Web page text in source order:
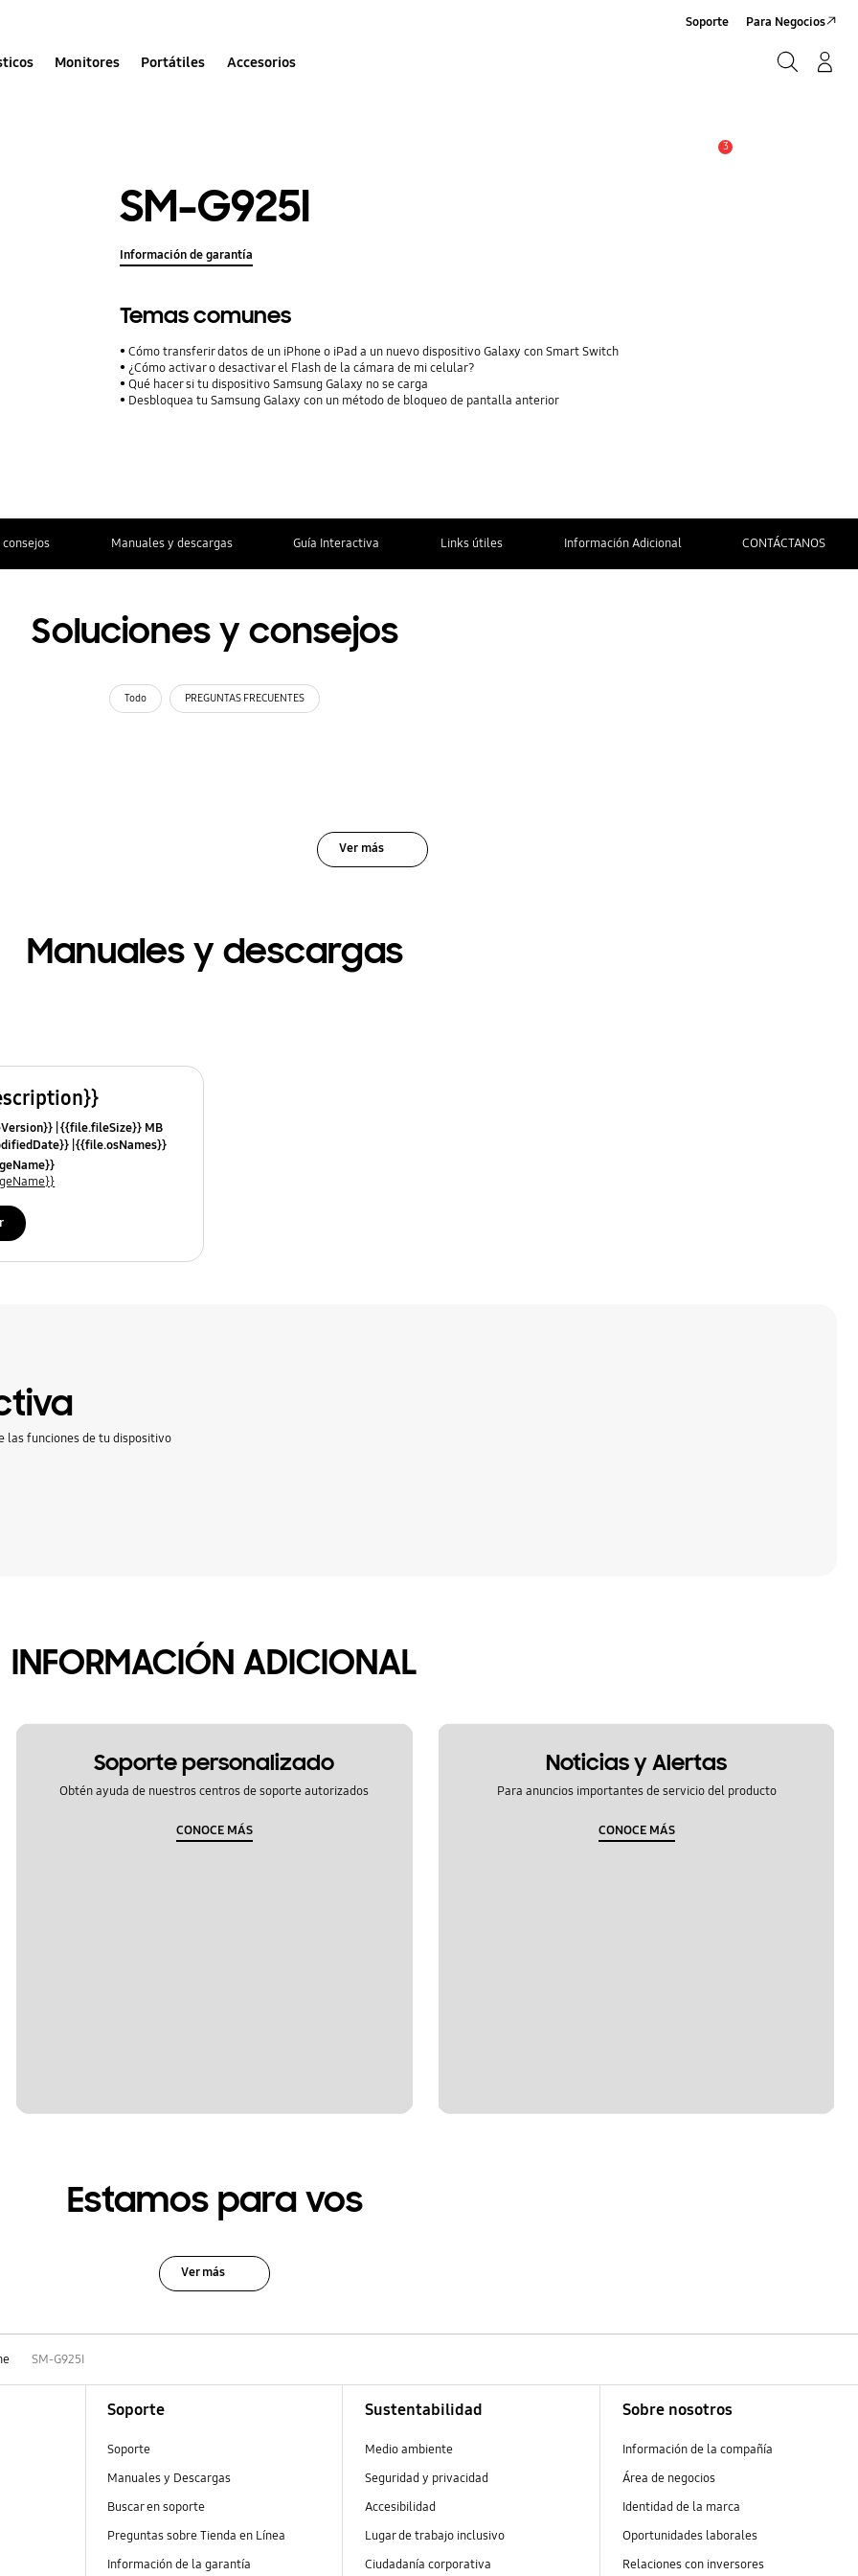
Monitores Portátiles Accesorios
Soporte Para Negocios
3
SM-G925I
Información de garantía
Temas comunes
Cómo transferir datos de un iPhone o iPad a un nuevo dispositivo Galaxy con Smart Switch
¿Cómo activar o desactivar el Flash de la cámara de mi celular?
Qué hacer si tu dispositivo Samsung Galaxy no se carga
Desbloquea tu Samsung Galaxy con un método de bloqueo de pantalla anterior
Manuales y descargas Guía Interactiva Links útiles Información Adicional CONTÁCTANOS
Soluciones y consejos
Todo PREGUNTAS FRECUENTES
Ver más
Manuales y descargas
{{file.fileSize}} MB
{{file.osNames}}
las funciones de tu dispositivo
INFORMACIÓN ADICIONAL
Soporte personalizado
Obtén ayuda de nuestros centros de soporte autorizados
CONOCE MÁS
Noticias y Alertas
Para anuncios importantes de servicio del producto
CONOCE MÁS
Estamos para vos
Ver más
SM-G925I
Soporte
Soporte
Manuales y Descargas
Buscar en soporte
Preguntas sobre Tienda en Línea
Información de la garantía
Sustentabilidad
Medio ambiente
Seguridad y privacidad
Accesibilidad
Lugar de trabajo inclusivo
Ciudadanía corporativa
Sobre nosotros
Información de la compañía
Área de negocios
Identidad de la marca
Oportunidades laborales
Relaciones con inversores